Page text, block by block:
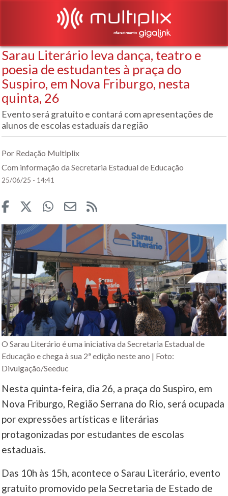
Sarau Literário leva dança, teatro e
poesia de estudantes à praça do
Suspiro, em Nova Friburgo, nesta
quinta, 26
Evento será gratuito e contará com apresentações de
alunos de escolas estaduais da região
Por Redação Multiplix
Com informação da Secretaria Estadual de Educação
25/06/25 - 14:41
O Sarau Literário é uma iniciativa da Secretaria Estadual de
Educação e chega à sua 2ª edição neste ano | Foto:
Divulgação/Seeduc
Nesta quinta-feira, dia 26, a praça do Suspiro, em
Nova Friburgo, Região Serrana do Rio, será ocupada
por expressões artísticas e literárias
protagonizadas por estudantes de escolas
estaduais.
Das 10h às 15h, acontece o Sarau Literário, evento
gratuito promovido pela Secretaria de Estado de